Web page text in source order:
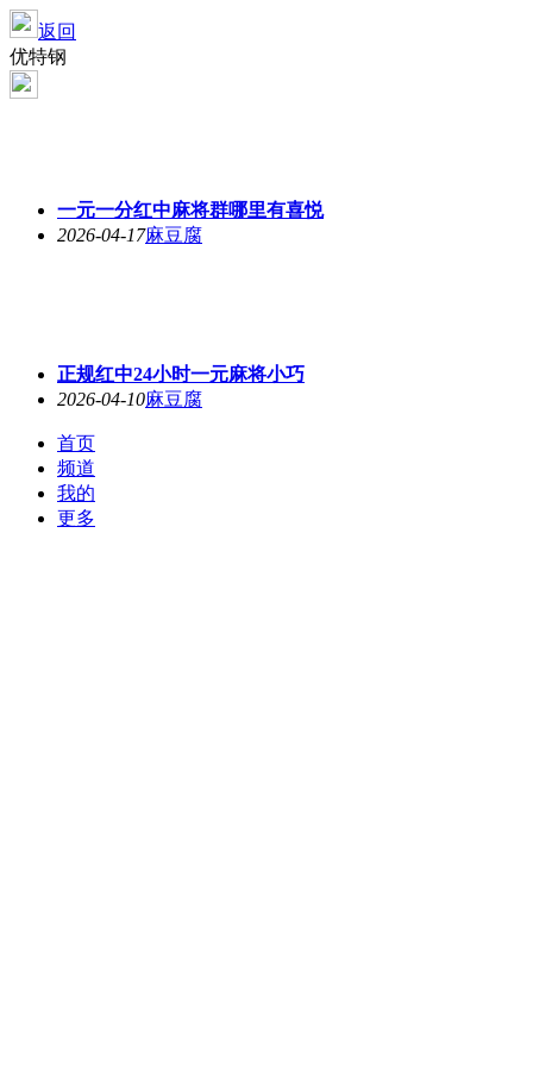
返回
优特钢
一元一分红中麻将群哪里有喜悦
2026-04-17麻豆腐
正规红中24小时一元麻将小巧
2026-04-10麻豆腐
首页
频道
我的
更多